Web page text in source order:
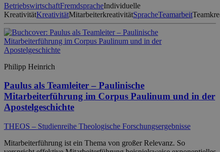
BetriebswirtschaftFremdspracheIndividuelle
KreativitätKreativitätMitarbeiterkreativitätSpracheTeamarbeit
Philipp Heinrich
Paulus als Teamleiter – Paulinische
Mitarbeiterführung im Corpus Paulinum und in der
Apostelgeschichte
THEOS – Studienreihe Theologische Forschungsergebnisse
Mitarbeiterführung ist ein Thema von großer Relevanz. So